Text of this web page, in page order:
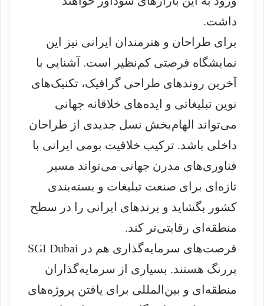
داشت.
برای طراحان و هنرمندان ایرانی نیز این
نمایشگاه فرصتی کم‌نظیر است. آشنایی با
آخرین روندهای طراحی گرافیک، تکنیک‌های
نوین تبلیغاتی و ایده‌های خلاقانه جهانی
می‌تواند الهام‌بخش نسل جدیدی از طراحان
داخلی باشد. ترکیب خلاقیت بومی ایرانی با
فناوری‌های مدرن جهانی می‌تواند مسیر
تازه‌ای برای صنعت تبلیغات و بسته‌بندی
کشور بگشاید و برندهای ایرانی را در سطح
منطقه‌ای رقابتی‌تر کند.
فرصت‌های سرمایه‌گذاری هم در SGI Dubai
پررنگ هستند. بسیاری از سرمایه‌گذاران
منطقه‌ای و بین‌المللی برای یافتن پروژه‌های